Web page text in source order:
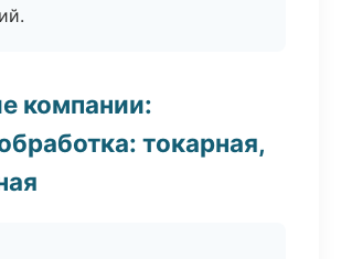
компании:
токарная,